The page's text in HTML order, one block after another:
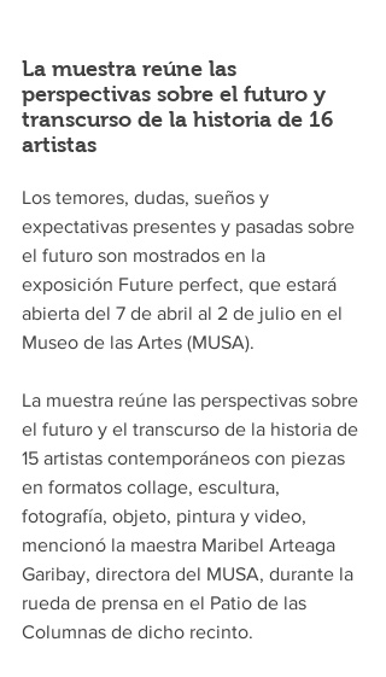
La muestra reúne las
perspectivas sobre el futuro y
transcurso de la historia de 16
artistas
Los temores, dudas, sueños y
expectativas presentes y pasadas sobre
el futuro son mostrados en la
exposición Future perfect, que estará
abierta del 7 de abril al 2 de julio en el
Museo de las Artes (MUSA).
La muestra reúne las perspectivas sobre
el futuro y el transcurso de la historia de
15 artistas contemporáneos con piezas
en formatos collage, escultura,
fotografía, objeto, pintura y video,
mencionó la maestra Maribel Arteaga
Garibay, directora del MUSA, durante la
rueda de prensa en el Patio de las
Columnas de dicho recinto.